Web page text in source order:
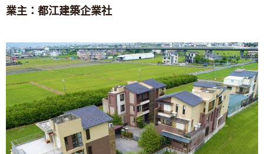
業主：都江建築企業社